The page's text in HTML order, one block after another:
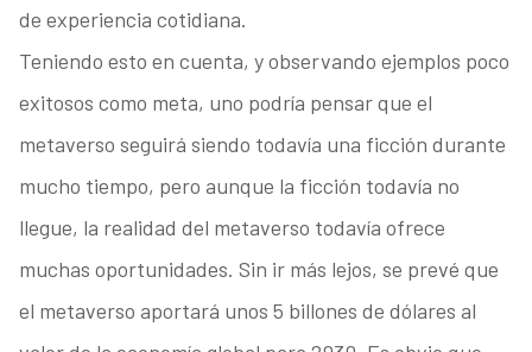
de experiencia cotidiana.
Teniendo esto en cuenta, y observando ejemplos poco
exitosos como meta, uno podría pensar que el
metaverso seguirá siendo todavía una ficción durante
mucho tiempo, pero aunque la ficción todavía no
llegue, la realidad del metaverso todavía ofrece
muchas oportunidades. Sin ir más lejos, se prevé que
el metaverso aportará unos 5 billones de dólares al